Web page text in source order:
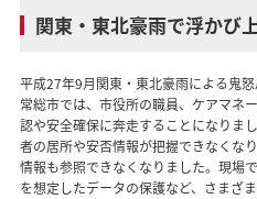
関東・東北豪雨で浮かび
平成27年9月関東・東北豪雨による鬼
常総市では、市役所の職員、ケアマネ
認や安全確保に奔走することになりま
者の居所や安否情報が把握できなくな
情報も参照できなくなりました。現場
を想定したデータの保護など、さまざ